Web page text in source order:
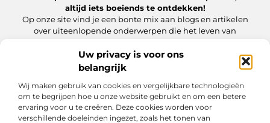
Uw privacy is voor ons
belangrijk
Wij maken gebruik van cookies en vergelijkbare technologieën
om te begrijpen hoe u onze website gebruikt en om een betere
ervaring voor u te creëren. Deze cookies worden voor
verschillende doeleinden ingezet, zoals het tonen van
altijd iets boeiends te ontdekken!
Op onze site vind je een bonte mix aan blogs en artikelen
over uiteenlopende onderwerpen die het leven van
Onze informatie
Bericht categorie